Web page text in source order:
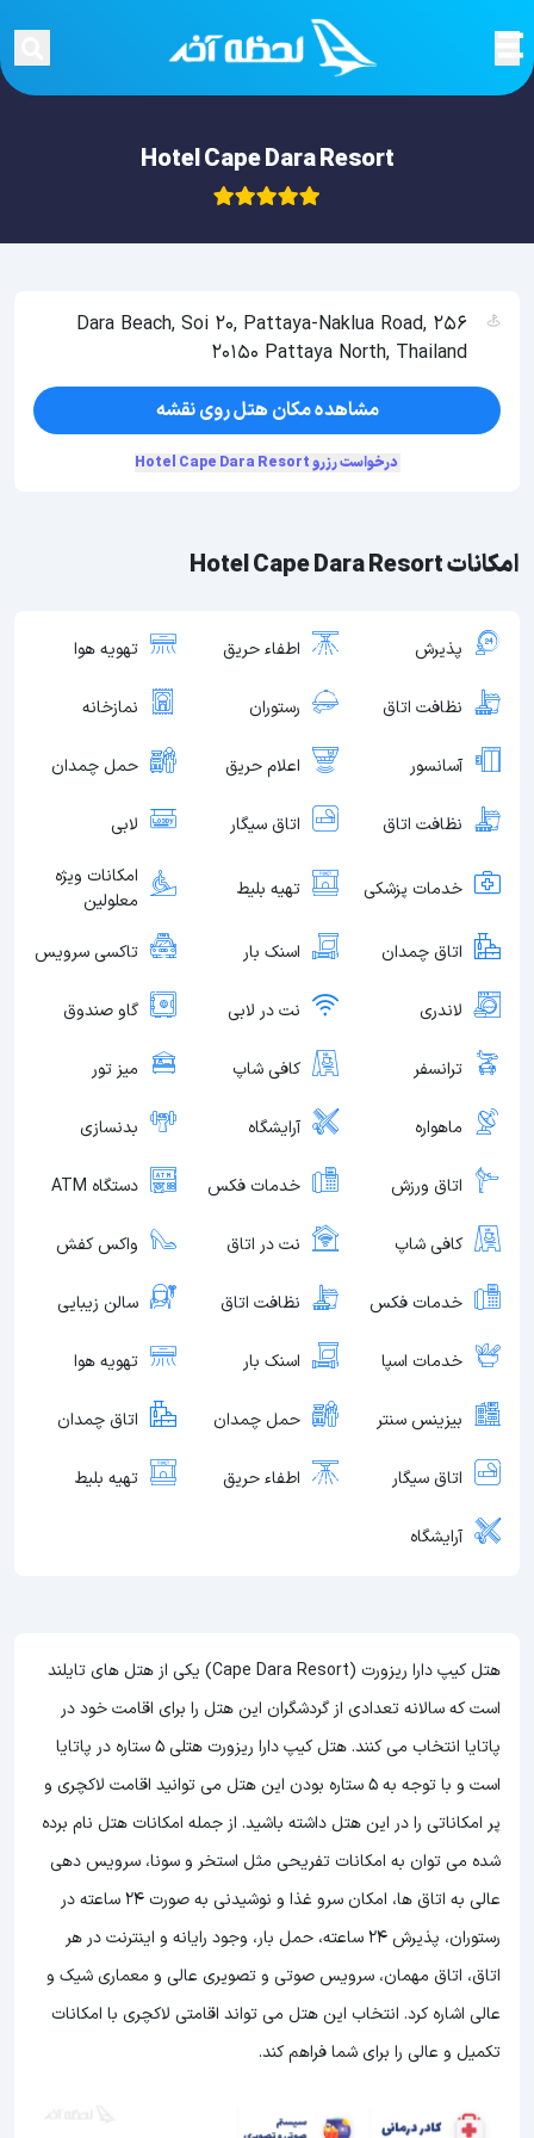
Hotel Cape Dara Resort
امکانات Hotel Cape Dara Resort
پذیرش اطفاء حریق تهویه هوا
نظافت اتاق رستوران نمازخانه
آسانسور اعلام حریق حمل چمدان
نظافت اتاق اتاق سیگار لابی
خدمات پزشکی تهیه بلیط
امکانات ویژه
معلولین
اتاق چمدان اسنک بار تاکسی سرویس
لاندری نت در لابی گاو صندوق
ترانسفر کافی شاپ میز تور
ماهواره آرایشگاه بدنسازی
اتاق ورزش خدمات فکس دستگاه ATM
کافی شاپ نت در اتاق واکس کفش
خدمات فکس نظافت اتاق سالن زیبایی
خدمات اسپا اسنک بار تهویه هوا
بیزینس سنتر حمل چمدان اتاق چمدان
اتاق سیگار اطفاء حریق تهیه بلیط
آرایشگاه
هتل کیپ دارا ریزورت (Cape Dara Resort) یکی از هتل های تایلند
است که سالانه تعدادی از گردشگران این هتل را برای اقامت خود در
پاتایا انتخاب می کنند. هتل کیپ دارا ریزورت هتلی 5 ستاره در پاتایا
است و با توجه به 5 ستاره بودن این هتل
می توانید اقامت لاکچری و
پر امکاناتی را در این هتل داشته باشید. از جمله امکانات هتل نام برده
شده می توان به امکانات تفریحی مثل استخر و سونا، سرویس دهی
عالی به اتاق ها، امکان سرو غذا و نوشیدنی به صورت 24 ساعته در
رستوران، پذیرش 24 ساعته، حمل بار، وجود رایانه و اینترنت در هر
اتاق، اتاق مهمان، سرویس صوتی و تصویری عالی و معماری شیک و
عالی اشاره کرد. انتخاب این هتل می تواند اقامتی لاکچری با امکانات
تکمیل و عالی را برای شما فراهم کند.
256 Dara Beach, Soi 20, Pattaya-Naklua Road,
20150 Pattaya North, Thailand
مشاهده مکان هتل روی نقشه
درخواست رزرو Hotel Cape Dara Resort